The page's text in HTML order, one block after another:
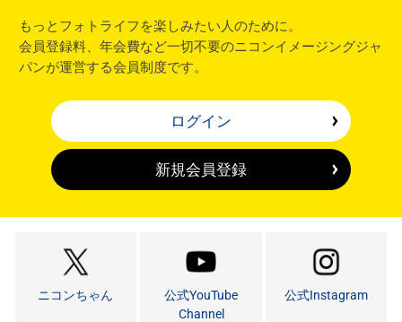
もっとフォトライフを楽しみたい人のために。
会員登録料、年会費など一切不要のニコンイメージングジャ
パンが運営する会員制度です。
ログイン
新規会員登録
ニコンちゃん
公式YouTube
Channel
公式Instagram